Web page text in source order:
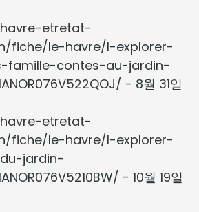
etretat-
fiche/le-havre/l-explorer-
famille-contes-au-jardin-
- 8월 31일
etretat-
fiche/le-havre/l-explorer-
jardin-
- 10월 19일